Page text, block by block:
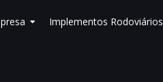
Implementos Rodoviários